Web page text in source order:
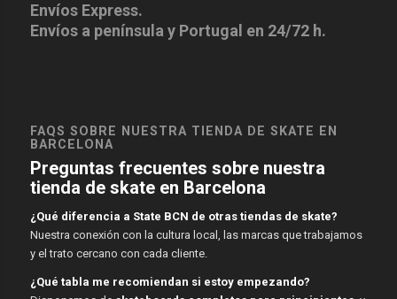
Envíos Express.
Envíos a península y Portugal en 24/72 h.
FAQS SOBRE NUESTRA TIENDA DE SKATE EN
BARCELONA
Preguntas frecuentes sobre nuestra
tienda de skate en Barcelona
¿Qué diferencia a State BCN de otras tiendas de skate?
Nuestra conexión con la cultura local, las marcas que trabajamos
y el trato cercano con cada cliente.
¿Qué tabla me recomiendan si estoy empezando?